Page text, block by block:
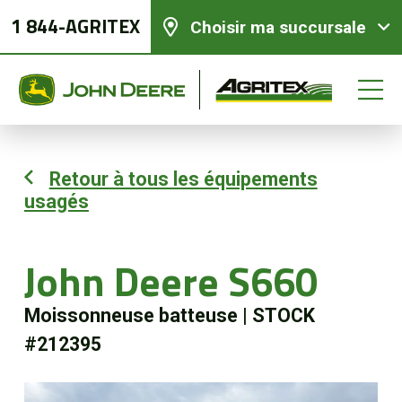
1 844-AGRITEX Choisir ma succursale
Retour à tous les équipements
usagés
John Deere S660
Moissonneuse batteuse
STOCK
#212395
Équipements neufs
Équipements usagés
Pièces et services
Agriculture de précision